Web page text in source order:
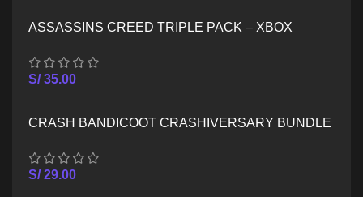
ASSASSINS CREED TRIPLE PACK – XBOX
S/35.00
CRASH BANDICOOT CRASHIVERSARY BUNDLE
S/29.00